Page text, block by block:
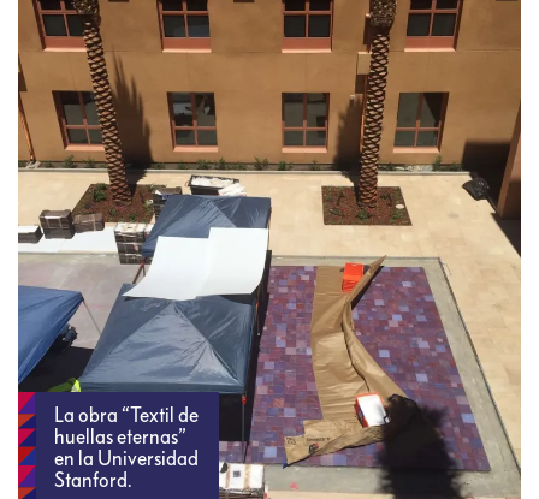
La obra “Textil de
huellas eternas”
en la Universidad
Stanford.